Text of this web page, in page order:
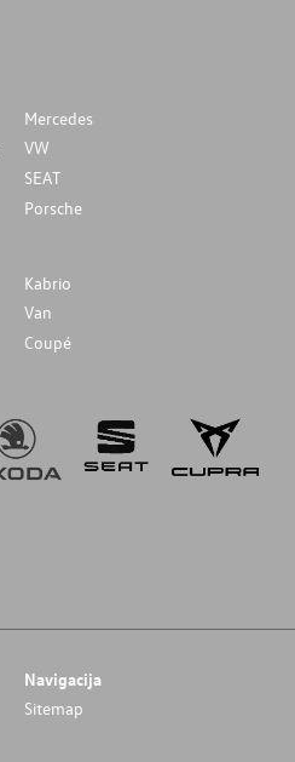
Mercedes
VW
SEAT
Porsche
Kabrio
Van
Coupé
Navigacija
Sitemap